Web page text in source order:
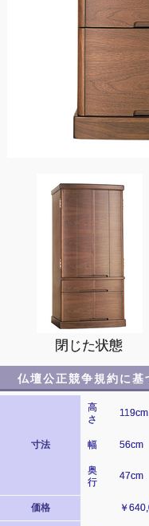
閉じた状態
仏壇公正競争規約に基
寸法
高
さ
119cm
幅 56cm
奥
行
47cm
価格 ￥